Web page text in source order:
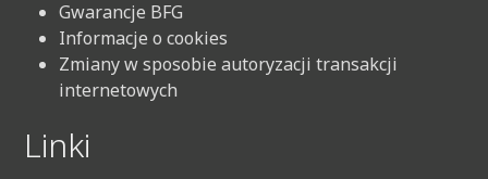
Gwarancje BFG
Informacje o cookies
Zmiany w sposobie autoryzacji transakcji
internetowych
Linki